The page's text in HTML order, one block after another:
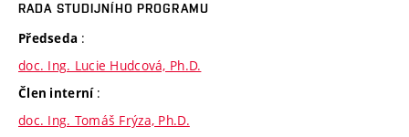
RADA STUDIJNÍHO PROGRAMU
Předseda :
doc. Ing. Lucie Hudcová, Ph.D.
Člen interní :
doc. Ing. Tomáš Frýza, Ph.D.